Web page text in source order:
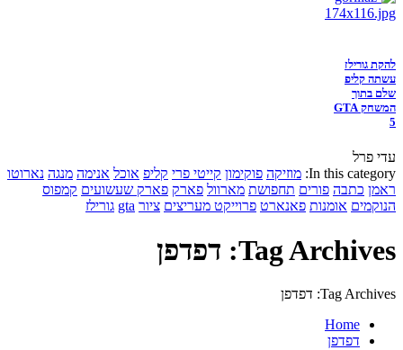
להקת גורילז
עשתה קליפ
שלם בתוך
המשחק GTA
5
עדי פרל
In this category: מוזיקה פוקימון קייטי פרי קליפ אוכל אנימה מנגה נארוטו
ראמן כתבה פורים תחפושת מארוול פארק פארק שעשועים קמפוס
הנוקמים אומנות פאנארט פרוייקט מעריצים ציור gta גורילז
Tag Archives: דפדפן
Tag Archives: דפדפן
Home
דפדפן